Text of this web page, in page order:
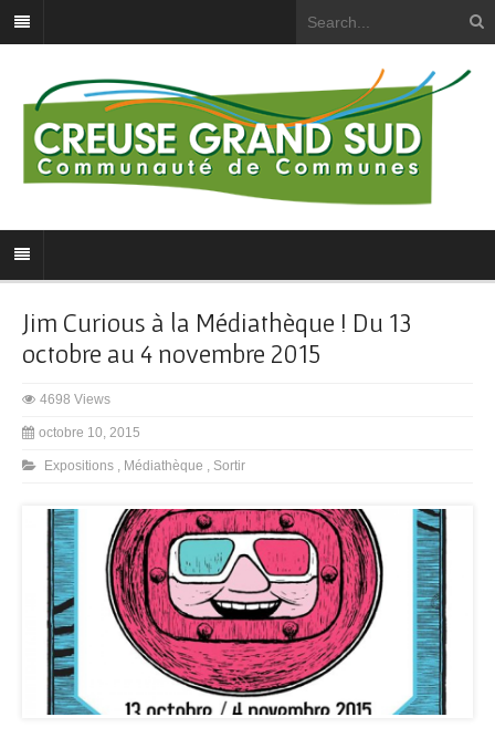
Jim Curious à la Médiathèque ! Du 13
octobre au 4 novembre 2015
4698 Views
octobre 10, 2015
Expositions , Médiathèque , Sortir